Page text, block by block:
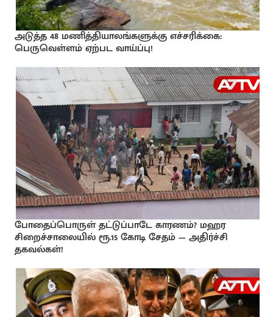
அடுத்த 48 மணித்தியாலங்களுக்கு எச்சரிக்கை:
பெருவெள்ளம் ஏற்பட வாய்ப்பு!
போதைப்பொருள் தட்டுப்பாடே காரணம்? மஹர
சிறைச்சாலையில் ரூ.15 கோடி சேதம் — அதிர்ச்சி
தகவல்கள்!